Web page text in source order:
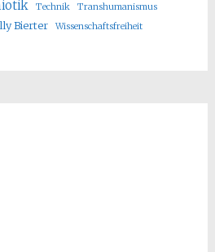
Technik
Transhumanismus
Bierter Wissenschaftsfreiheit